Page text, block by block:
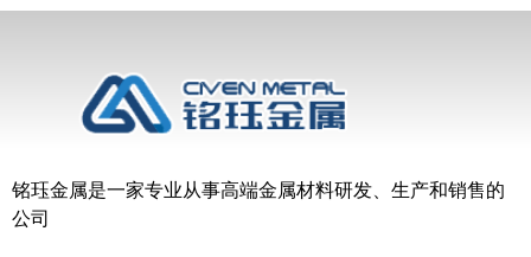
铭珏金属是一家专业从事高端金属材料研发、生产和销售的
公司